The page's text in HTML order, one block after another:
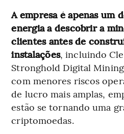
A empresa é apenas um
energia a descobrir a
clientes antes de
instalações, incluindo
Stronghold Digital
com menores riscos
de lucro mais amplas,
estão se tornando uma
criptomoedas.